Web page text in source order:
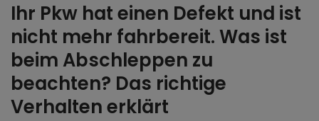
Ihr Pkw hat einen Defekt und ist
nicht mehr fahrbereit. Was ist
beim Abschleppen zu
beachten? Das richtige
Verhalten erklärt